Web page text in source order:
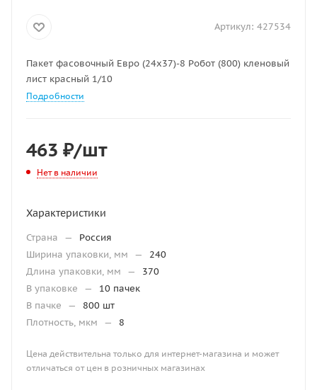
Артикул: 427534
Пакет фасовочный Евро (24х37)-8 Робот (800) кленовый
лист красный 1/10
Подробности
463 ₽/шт
Нет в наличии
Характеристики
Страна —
Россия
Ширина упаковки, мм
—
240
Длина упаковки, мм
—
370
В упаковке
—
10 пачек
В пачке
—
800 шт
Плотность, мкм
— 8
Цена действительна только для интернет-магазина и может
отличаться от цен в розничных магазинах